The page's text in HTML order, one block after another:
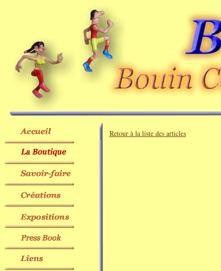
Retour à la liste des articles